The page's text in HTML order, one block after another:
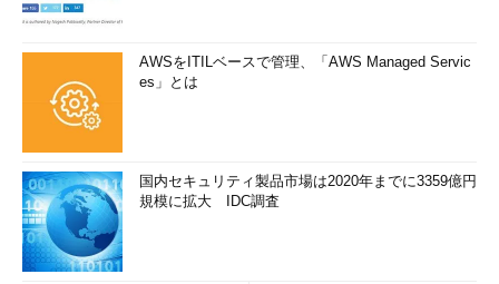
AWSをITILベースで管理、「AWS Managed Servic
es」とは
国内セキュリティ製品市場は2020年までに3359億円
規模に拡大 IDC調査